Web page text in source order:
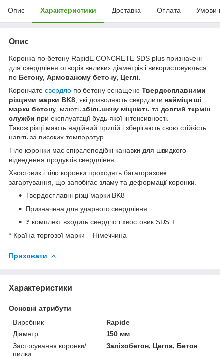
Опис Характеристики Доставка Оплата Умови
Опис
Коронка по бетону RapidE CONCRETE SDS plus призначені
для свердління отворів великих діаметрів і використовуються
по Бетону, Армованому бетону, Цеглі.
Корончате свердло по бетону оснащене Твердосплавними
різцями марки BK8 , які дозволяють свердлити найміцніші
марки бетону , мають збільшену міцність та довгий термін
служби при експлуатації будь-якої інтенсивності.
Також різці мають надійний припій і зберігають свою стійкість
навіть за високих температур.
Тіло коронки має спіралеподібні канавки для швидкого
відведення продуктів свердління.
Хвостовик і тіло коронки проходять багаторазове
загартування, що запобігає зламу та деформації коронки.
Твердосплавні різці марки BK8
Призначена для ударного свердління
У комплект входить свердло і хвостовик SDS +
* Країна торгової марки – Німеччина
Приховати
Характеристики
Основні атрибути
Виробник
Rapide
Діаметр
150 мм
Застосування коронки/
пилки
Залізобетон, Цегла, Бетон